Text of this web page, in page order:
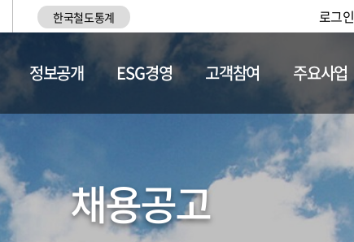
한국철도통계 로그인
채용정보
정보공개 ESG경영 고객참여 주요사업
채용공고